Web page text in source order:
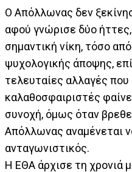
Ο Απόλλωνας δεν
αφού γνώρισε δύο
σημαντική νίκη, τόσο
ψυχολογικής άποψης,
τελευταίες αλλαγές που
καλαθοσφαιριστές
συνοχή, όμως όταν
Απόλλωνας αναμένεται
ανταγωνιστικός.
Η ΕΘΑ άρχισε τη χρονιά